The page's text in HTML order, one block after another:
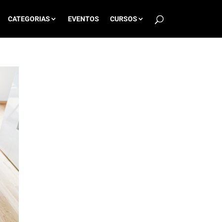
CATEGORIAS EVENTOS CURSOS